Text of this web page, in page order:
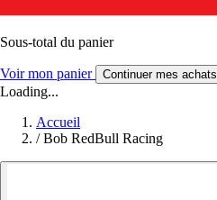
Sous-total du panier
Voir mon panier Continuer mes achats
Loading...
Accueil
/ Bob RedBull Racing